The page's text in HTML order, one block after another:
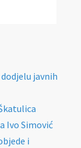
javnih
Ivo Simović
i